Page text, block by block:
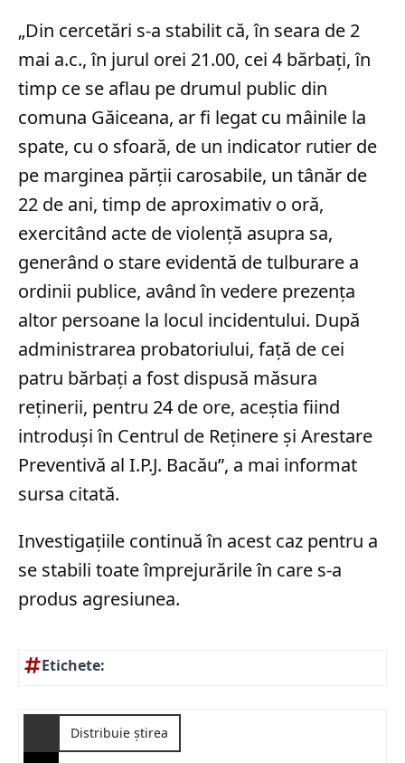
„Din cercetări s-a stabilit că, în seara de 2
mai a.c., în jurul orei 21.00, cei 4 bărbați, în
timp ce se aflau pe drumul public din
comuna Găiceana, ar fi legat cu mâinile la
spate, cu o sfoară, de un indicator rutier de
pe marginea părţii carosabile, un tânăr de
22 de ani, timp de aproximativ o oră,
exercitând acte de violenţă asupra sa,
generând o stare evidentă de tulburare a
ordinii publice, având în vedere prezenţa
altor persoane la locul incidentului. După
administrarea probatoriului, față de cei
patru bărbați a fost dispusă măsura
reținerii, pentru 24 de ore, aceștia fiind
introduși în Centrul de Reținere și Arestare
Preventivă al I.P.J. Bacău”, a mai informat
sursa citată.
Investigațiile continuă în acest caz pentru a
se stabili toate împrejurările în care s-a
produs agresiunea.
Etichete:
Distribuie știrea